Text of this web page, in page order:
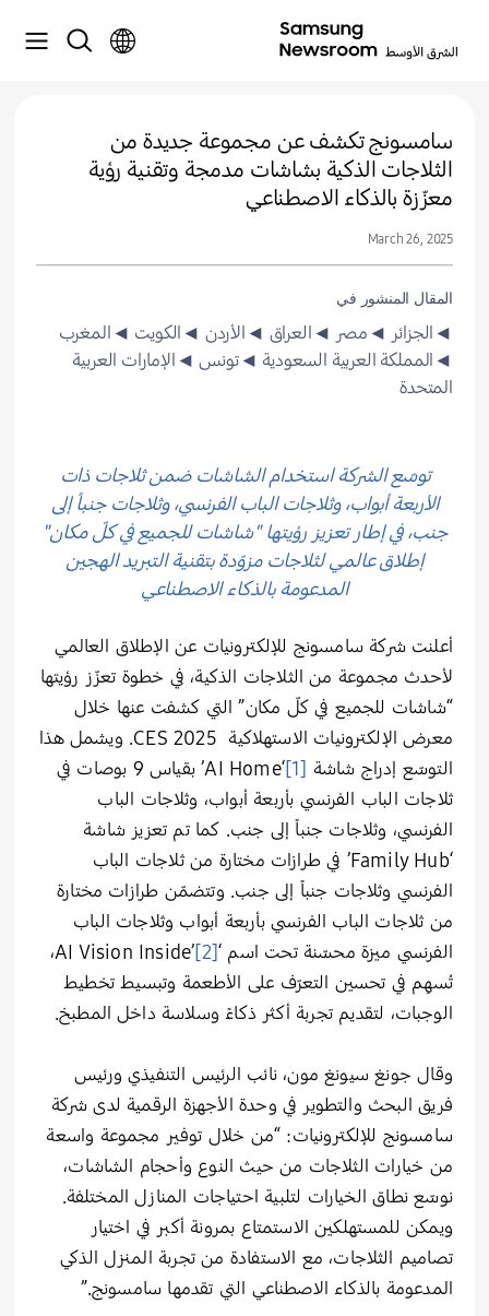
سامسونج تكشف عن مجموعة جديدة من
الثلاجات الذكية بشاشات مدمجة وتقنية رؤية
معزّزة بالذكاء الاصطناعي
March 26, 2025
المقال المنشور في
◄الجزائر ◄مصر ◄العراق ◄الأردن ◄الكويت ◄المغرب
◄المملكة العربية السعودية ◄تونس ◄الإمارات العربية
المتحدة
توسّع الشركة استخدام الشاشات ضمن ثلاجات ذات
الأربعة أبواب، وثلاجات الباب الفرنسي، وثلاجات جنباً إلى
جنب، في إطار تعزيز رؤيتها "شاشات للجميع في كلّ مكان"
إطلاق عالمي لثلاجات مزوّدة بتقنية التبريد الهجين
المدعومة بالذكاء الاصطناعي
أعلنت شركة سامسونج للإلكترونيات عن الإطلاق العالمي
لأحدث مجموعة من الثلاجات الذكية، في خطوة تعزّز رؤيتها
“شاشات للجميع في كلّ مكان” التي كشفت عنها خلال
معرض الإلكترونيات الاستهلاكية CES 2025. ويشمل هذا
التوسّع إدراج شاشة [1]
‘AI Home’ بقياس 9 بوصات في
ثلاجات الباب الفرنسي بأربعة أبواب، وثلاجات الباب
الفرنسي، وثلاجات جنباً إلى جنب. كما تم تعزيز شاشة
‘Family Hub’ في طرازات مختارة من ثلاجات الباب
الفرنسي وثلاجات جنباً إلى جنب. وتتضمّن طرازات مختارة
من ثلاجات الباب الفرنسي بأربعة أبواب وثلاجات الباب
الفرنسي ميزة محسّنة تحت اسم ‘AI Vision Inside’[2]
،
تُسهِم في تحسين التعرّف على الأطعمة وتبسيط تخطيط
الوجبات، لتقديم تجربة أكثر ذكاءً وسلاسة داخل المطبخ.
وقال جونغ سيونغ مون، نائب الرئيس التنفيذي ورئيس
فريق البحث والتطوير في وحدة الأجهزة الرقمية لدى شركة
سامسونج للإلكترونيات: “من خلال توفير مجموعة واسعة
من خيارات الثلاجات من حيث النوع وأحجام الشاشات،
نوسّع نطاق الخيارات لتلبية احتياجات المنازل المختلفة.
ويمكن للمستهلكين الاستمتاع بمرونة أكبر في اختيار
تصاميم الثلاجات، مع الاستفادة من تجربة المنزل الذكي
المدعومة بالذكاء الاصطناعي التي تقدمها سامسونج.”